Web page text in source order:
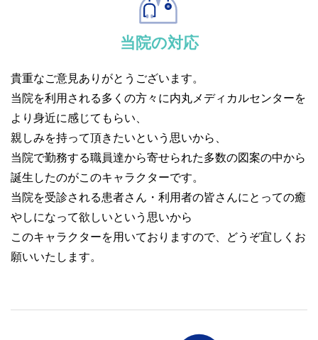
当院の対応
貴重なご意見ありがとうございます。
当院を利用される多くの方々に内丸メディカルセンターを
より身近に感じてもらい、
親しみを持って頂きたいという思いから、
当院で勤務する職員達から寄せられた多数の図案の中から
誕生したのがこのキャラクターです。
当院を受診される患者さん・利用者の皆さんにとっての癒
やしになって欲しいという思いから
このキャラクターを用いておりますので、どうぞ宜しくお
願いいたします。